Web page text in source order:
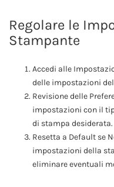
Regolare le
Stampante
Accedi alle
delle impostazioni
Revisione delle
impostazioni con il
di stampa desiderata.
Resetta a Default se
impostazioni della
eliminare eventuali